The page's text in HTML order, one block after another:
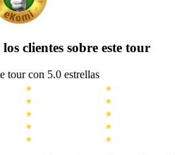
clientes sobre este tour
tour con 5.0 estrellas